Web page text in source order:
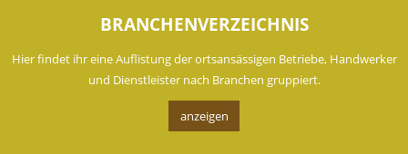
BRANCHENVERZEICHNIS
Hier findet ihr eine Auflistung der ortsansässigen Betriebe, Handwerker
und Dienstleister nach Branchen gruppiert.
anzeigen